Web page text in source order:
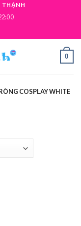
THẠNH
0
COSPLAY WHITE